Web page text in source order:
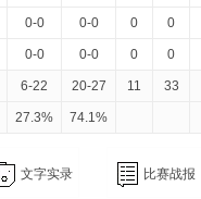
0-0 0-0 0 0
0-0 0-0 0 0
6-22 20-27 11 33
27.3% 74.1%
文字实录 比赛战报